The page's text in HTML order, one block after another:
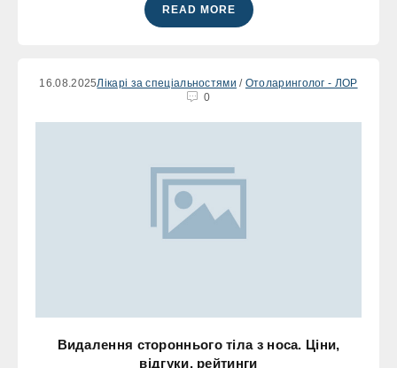
READ MORE
16.08.2025Лікарі за спеціальностями / Отоларинголог - ЛОР
0
Видалення стороннього тіла з носа. Ціни,
відгуки, рейтинги